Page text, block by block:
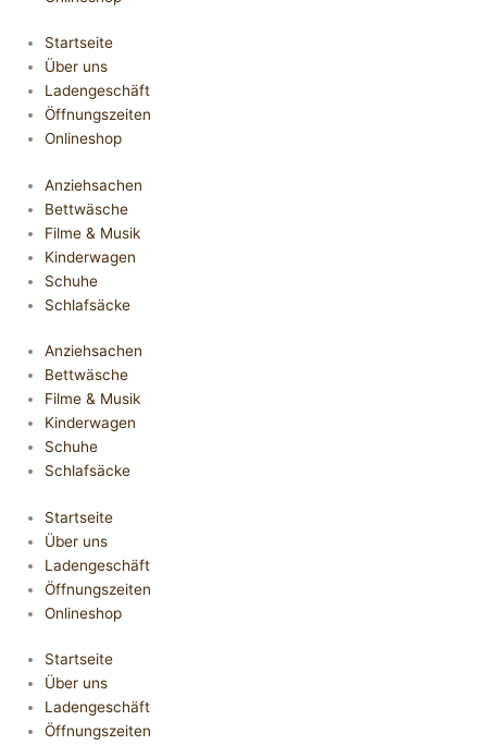
Startseite
Über uns
Ladengeschäft
Öffnungszeiten
Onlineshop
Anziehsachen
Bettwäsche
Filme & Musik
Kinderwagen
Schuhe
Schlafsäcke
Anziehsachen
Bettwäsche
Filme & Musik
Kinderwagen
Schuhe
Schlafsäcke
Startseite
Über uns
Ladengeschäft
Öffnungszeiten
Onlineshop
Startseite
Über uns
Ladengeschäft
Öffnungszeiten